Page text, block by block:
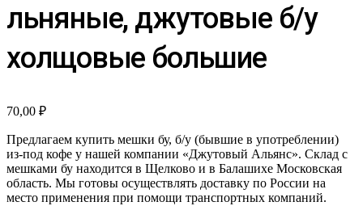
льняные, джутовые б/у
холщовые большие
70,00 ₽
Предлагаем купить мешки бу, б/у (бывшие в употреблении)
из-под кофе у нашей компании «Джутовый Альянс». Склад с
мешками бу находится в Щелково и в Балашихе Московская
область. Мы готовы осуществлять доставку по России на
место применения при помощи транспортных компаний.